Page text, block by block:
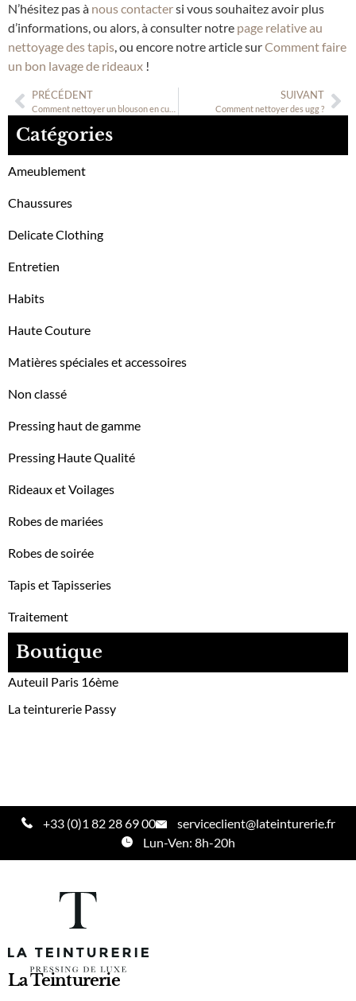
N’hésitez pas à nous contactersi vous souhaitez avoir plus
d’informations, ou alors, à consulter notre page relative au
nettoyage des tapis, ou encore notre article surComment faire
un bon lavage de rideaux !
PRÉCÉDENT SUIVANT
Comment nettoyer des ugg ?
Catégories
Ameublement
Chaussures
Delicate Clothing
Entretien
Habits
Haute Couture
Matières spéciales et accessoires
Non classé
Pressing haut de gamme
Pressing Haute Qualité
Rideaux et Voilages
Robes de mariées
Robes de soirée
Tapis et Tapisseries
Traitement
Boutique
Auteuil Paris 16ème
La teinturerie Passy
+33 (0)1 82 28 69 00
serviceclient@lateinturerie.fr
Lun-Ven: 8h-20h
La Teinturerie